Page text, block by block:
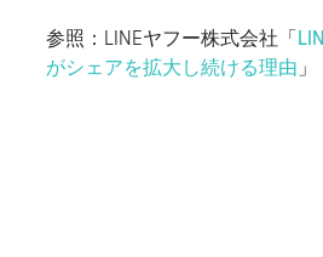
参照：LINEヤフー株式会社「
がシェアを拡大し続ける理由 」